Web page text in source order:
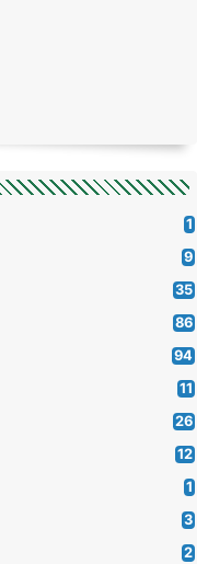
1
9
35
86
94
11
26
12
1
3
2